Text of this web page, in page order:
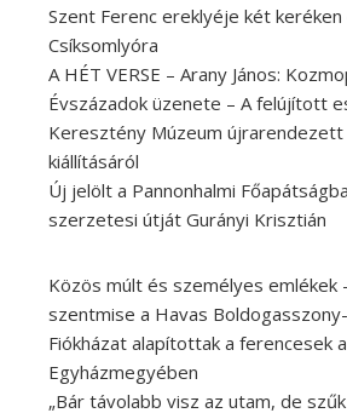
Szent Ferenc ereklyéje két
Csíksomlyóra
A HÉT VERSE – Arany János:
Évszázadok üzenete – A felújított
Keresztény Múzeum újrarendezett
kiállításáról
Új jelölt a Pannonhalmi
szerzetesi útját Gurányi Krisztián
Közös múlt és személyes emlékek
szentmise a Havas
Fiókházat alapítottak a ferencesek
Egyházmegyében
„Bár távolabb visz az utam, de